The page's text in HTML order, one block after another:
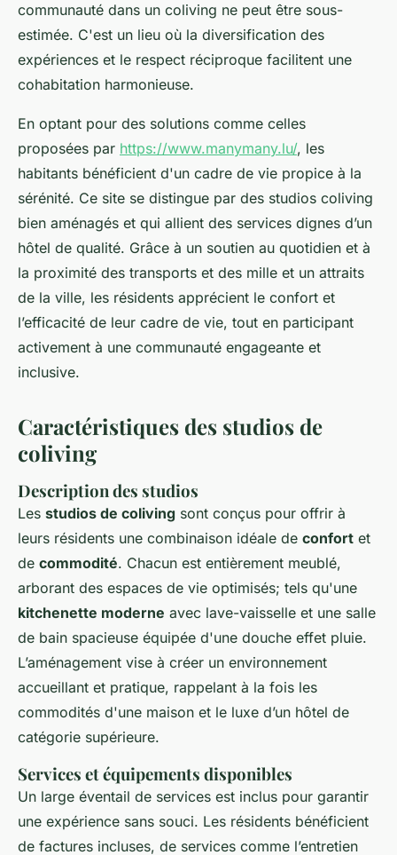
communauté dans un coliving ne peut être sous-
estimée. C'est un lieu où la diversification des
expériences et le respect réciproque facilitent une
cohabitation harmonieuse.
En optant pour des solutions comme celles
proposées par https://www.manymany.lu/, les
habitants bénéficient d'un cadre de vie propice à la
sérénité. Ce site se distingue par des studios coliving
bien aménagés et qui allient des services dignes d’un
hôtel de qualité. Grâce à un soutien au quotidien et à
la proximité des transports et des mille et un attraits
de la ville, les résidents apprécient le confort et
l’efficacité de leur cadre de vie, tout en participant
activement à une communauté engageante et
inclusive.
Caractéristiques des studios de
coliving
Description des studios
Les studios de coliving sont conçus pour offrir à
leurs résidents une combinaison idéale de confort et
de commodité. Chacun est entièrement meublé,
arborant des espaces de vie optimisés; tels qu'une
kitchenette moderne avec lave-vaisselle et une salle
de bain spacieuse équipée d'une douche effet pluie.
L’aménagement vise à créer un environnement
accueillant et pratique, rappelant à la fois les
commodités d'une maison et le luxe d’un hôtel de
catégorie supérieure.
Services et équipements disponibles
Un large éventail de services est inclus pour garantir
une expérience sans souci. Les résidents bénéficient
de factures incluses, de services comme l’entretien